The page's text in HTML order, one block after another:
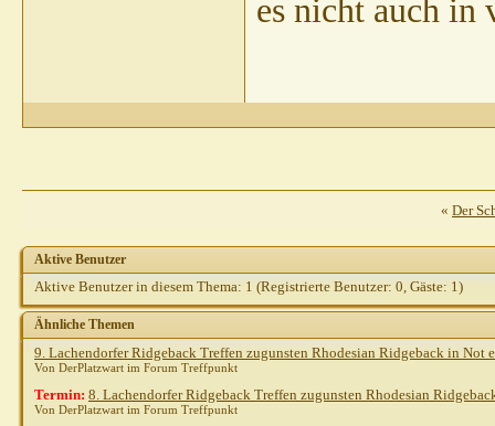
es nicht auch in
« Der
Aktive Benutzer
Aktive Benutzer in diesem Thema: 1 (Registrierte Benutzer: 0, Gäste: 1)
Ähnliche Themen
9. Lachendorfer Ridgeback Treffen zugunsten Rhodesian Ridgeback in Not
Von DerPlatzwart im Forum Treffpunkt
Termin: 8. Lachendorfer Ridgeback Treffen zugunsten Rhodesian
Von DerPlatzwart im Forum Treffpunkt